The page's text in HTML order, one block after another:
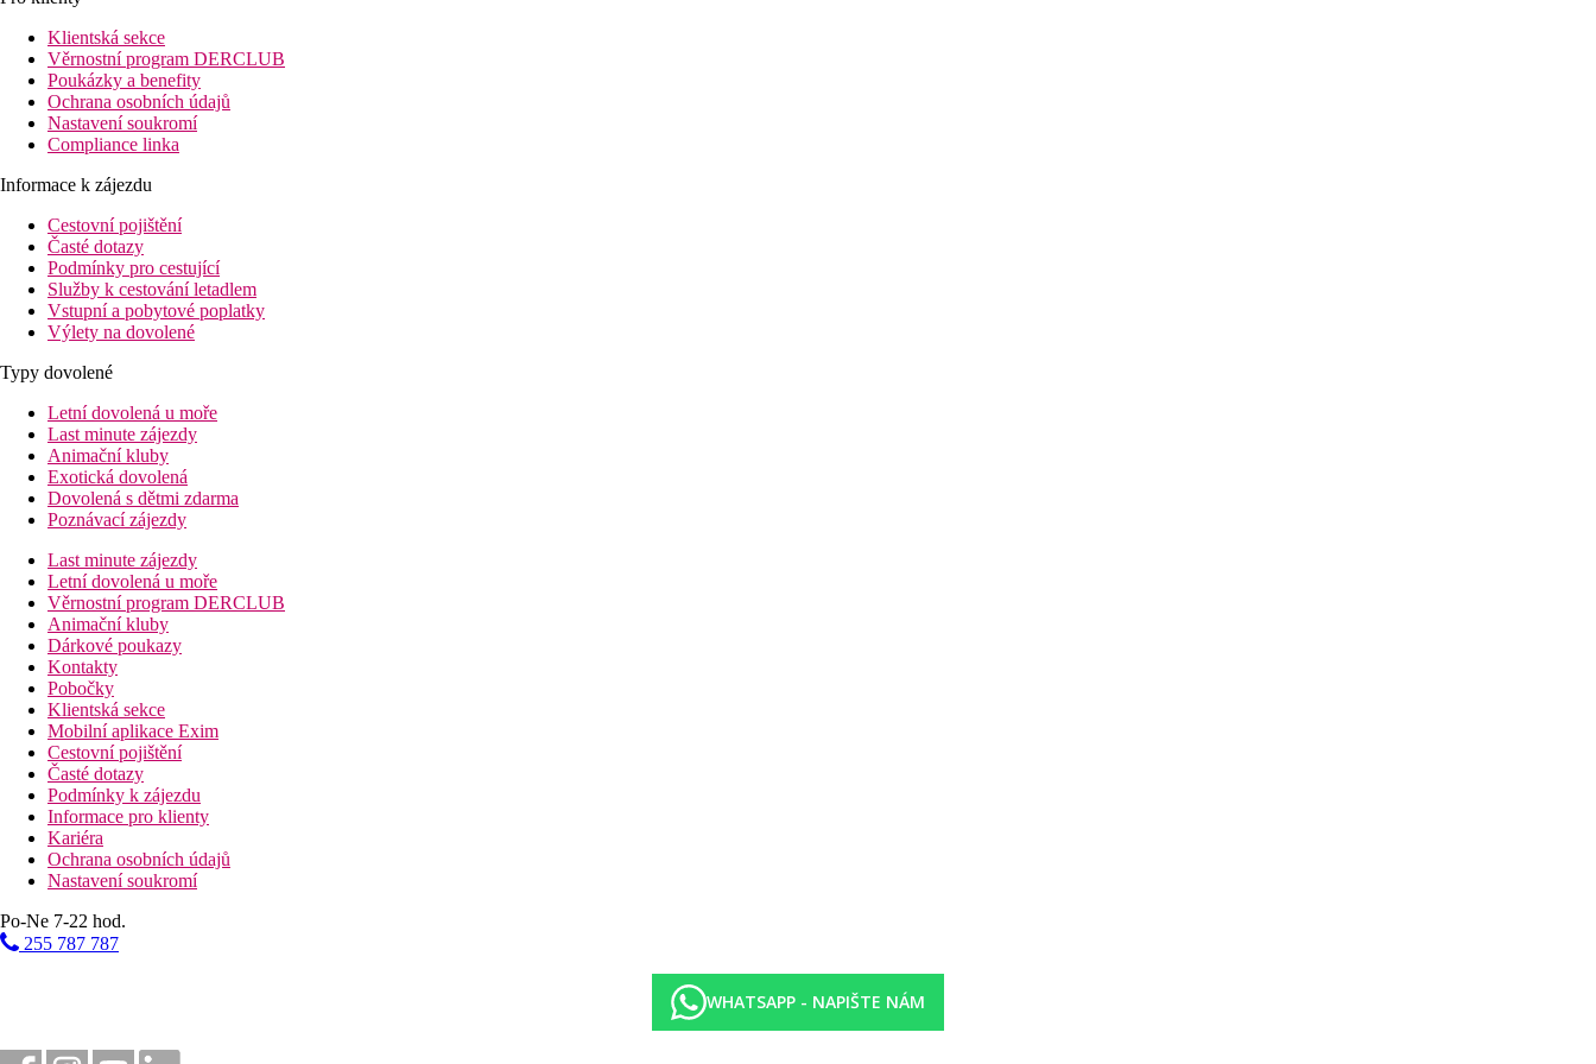
Klientská sekce
Věrnostní program DERCLUB
Poukázky a benefity
Ochrana osobních údajů
Nastavení soukromí
Compliance linka
Informace k zájezdu
Cestovní pojištění
Časté dotazy
Podmínky pro cestující
Služby k cestování letadlem
Vstupní a pobytové poplatky
Výlety na dovolené
Typy dovolené
Letní dovolená u moře
Last minute zájezdy
Animační kluby
Exotická dovolená
Dovolená s dětmi zdarma
Poznávací zájezdy
Last minute zájezdy
Letní dovolená u moře
Věrnostní program DERCLUB
Animační kluby
Dárkové poukazy
Kontakty
Pobočky
Klientská sekce
Mobilní aplikace Exim
Cestovní pojištění
Časté dotazy
Podmínky k zájezdu
Informace pro klienty
Kariéra
Ochrana osobních údajů
Nastavení soukromí
Po-Ne 7-22 hod.
255 787 787
WHATSAPP - NAPIŠTE NÁM